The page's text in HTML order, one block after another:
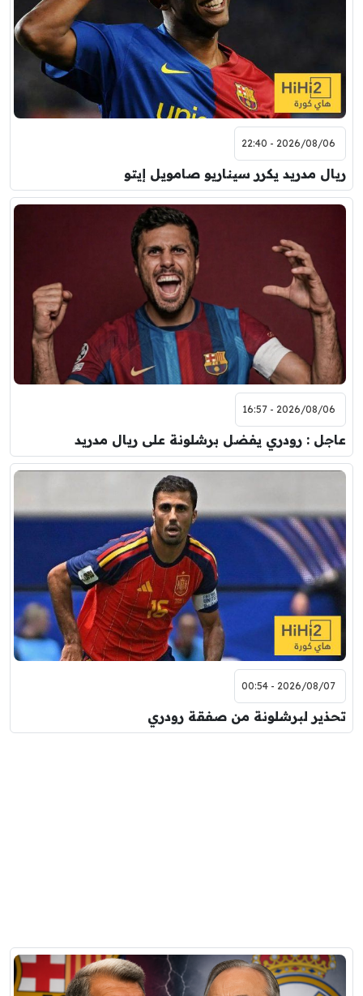
2026/08/06 - 22:40
ريال مدريد يكرر سيناريو صامويل إيتو
2026/08/06 - 16:57
عاجل : رودري يفضل برشلونة على ريال مدريد
2026/08/07 - 00:54
تحذير لبرشلونة من صفقة رودري